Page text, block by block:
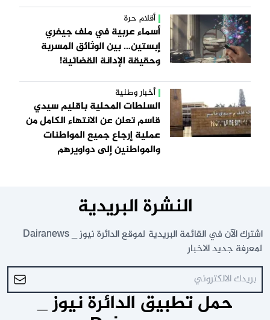
أقلام حرة
أسماء عربية في ملف جيفري
إبستين… بين الوثائق المسربة
وحقيقة الإدانة القضائية!
أخبار وطنية
السلطات المحلية باقليم سيدي
قاسم تعلن عن الانتهاء الكامل من
عملية إرجاع جميع المواطنات
والمواطنين إلى دواويرهم
النشرة البريدية
اشترك الآن في القائمة البريدية لموقع الدائرة نيوز _ Dairanews
لمعرفة جديد الاخبار
حمل تطبيق الدائرة نيوز _